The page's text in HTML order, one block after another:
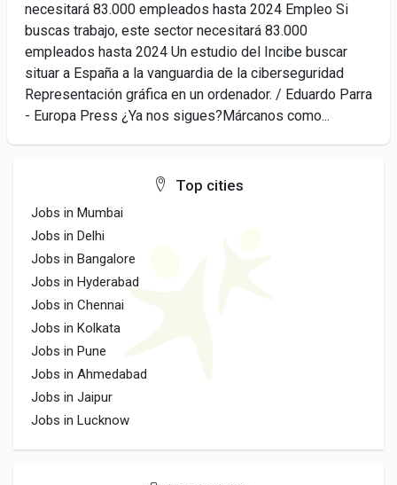
necesitará 83.000 empleados hasta 2024 Empleo Si
buscas trabajo, este sector necesitará 83.000
empleados hasta 2024 Un estudio del Incibe buscar
situar a España a la vanguardia de la ciberseguridad
Representación gráfica en un ordenador. / Eduardo Parra
- Europa Press ¿Ya nos sigues?Márcanos como...
Top cities
Jobs in Mumbai
Jobs in Delhi
Jobs in Bangalore
Jobs in Hyderabad
Jobs in Chennai
Jobs in Kolkata
Jobs in Pune
Jobs in Ahmedabad
Jobs in Jaipur
Jobs in Lucknow